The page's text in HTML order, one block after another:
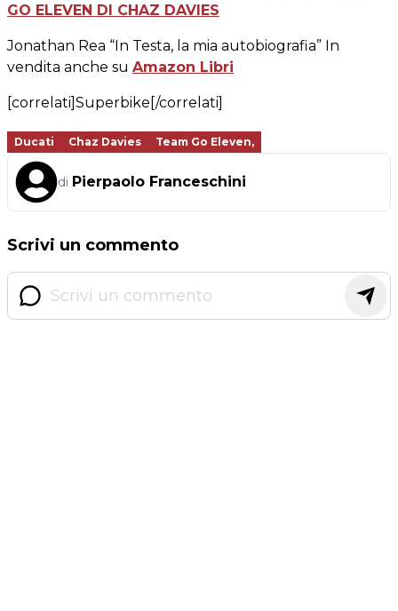
GO ELEVEN DI CHAZ DAVIES
Jonathan Rea “In Testa, la mia autobiografia” In
vendita anche su Amazon Libri
[correlati]Superbike[/correlati]
Ducati Chaz Davies Team Go Eleven,
di Pierpaolo Franceschini
Scrivi un commento